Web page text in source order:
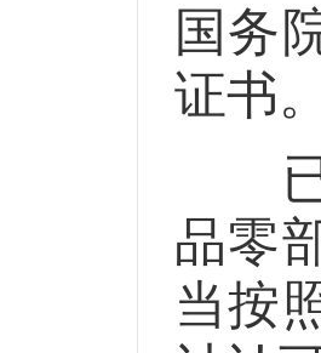
国务
证书
已
品零
当按